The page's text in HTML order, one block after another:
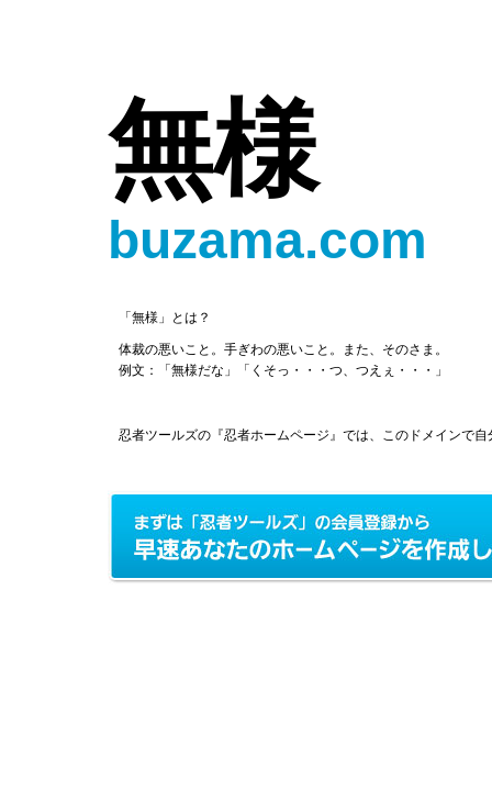
無様
buzama.com
「無様」とは？
体裁の悪いこと。手ぎわの悪いこと。また、そのさま。
例文：「無様だな」「くそっ・・・つ、つえぇ・・・」
忍者ツールズの『忍者ホームページ』では、このドメインで